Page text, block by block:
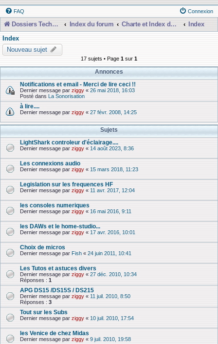
FAQ Connexion
Dossiers Techniques Index du forum Charte et Index du Forum
Index
Index
Nouveau sujet
17 sujets • Page 1 sur 1
Annonces
Notifications et email - Merci de lire ceci !!
Dernier message par ziggy « 26 mai 2018, 16:03
Posté dans La Sonorisation
à lire....
Dernier message par ziggy « 27 févr. 2008, 14:25
Sujets
LightShark controleur d'éclairage....
Dernier message par ziggy « 14 août 2023, 8:36
Les connexions audio
Dernier message par ziggy « 15 mars 2018, 11:23
Legislation sur les frequences HF
Dernier message par ziggy « 11 avr. 2017, 12:04
les consoles numeriques
Dernier message par ziggy « 16 mai 2016, 9:11
les DAWs et le home-studio...
Dernier message par ziggy « 17 avr. 2016, 10:01
Choix de micros
Dernier message par Fish « 24 juin 2011, 10:41
Les Tutos et astuces divers
Dernier message par ziggy « 27 déc. 2010, 10:34
Réponses : 1
APG DS15 /DS15S / DS215
Dernier message par ziggy « 11 juil. 2010, 8:50
Réponses : 3
Tout sur les Subs
Dernier message par ziggy « 10 juil. 2010, 17:54
les Venice de chez Midas
Dernier message par ziggy « 9 juil. 2010, 19:58